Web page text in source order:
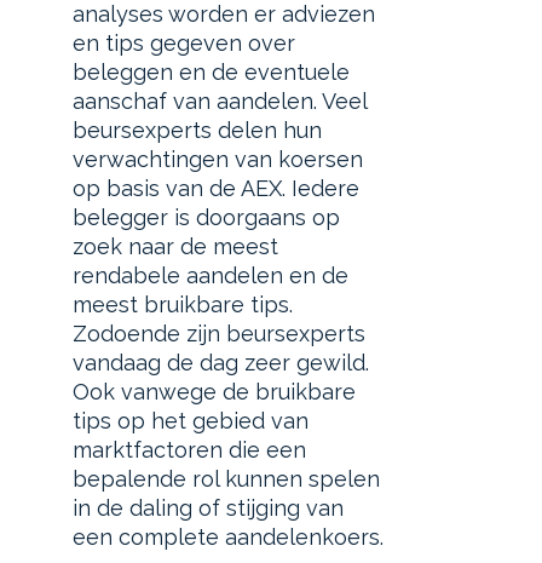
analyses worden er adviezen
en tips gegeven over
beleggen en de eventuele
aanschaf van aandelen. Veel
beursexperts delen hun
verwachtingen van koersen
op basis van de AEX. Iedere
belegger is doorgaans op
zoek naar de meest
rendabele aandelen en de
meest bruikbare tips.
Zodoende zijn beursexperts
vandaag de dag zeer gewild.
Ook vanwege de bruikbare
tips op het gebied van
marktfactoren die een
bepalende rol kunnen spelen
in de daling of stijging van
een complete aandelenkoers.